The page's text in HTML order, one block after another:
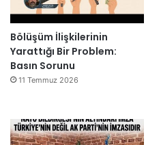
Bölüşüm İlişkilerinin
Yarattığı Bir Problem:
Basın Sorunu
11 Temmuz 2026